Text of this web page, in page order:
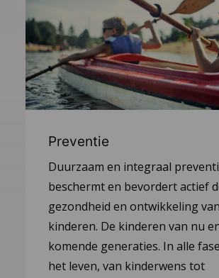
Preventie
Duurzaam en integraal
beschermt en bevordert actief
gezondheid en ontwikkeling
kinderen. De kinderen van nu
komende generaties. In alle
het leven, van kinderwens tot